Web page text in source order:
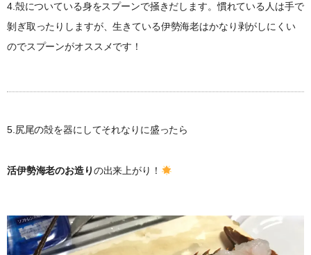
4.殻についている身をスプーンで掻きだします。慣れている人は手で
剝ぎ取ったりしますが、生きている伊勢海老はかなり剥がしにくい
のでスプーンがオススメです！
5.尻尾の殻を器にしてそれなりに盛ったら
活伊勢海老のお造りの出来上がり！